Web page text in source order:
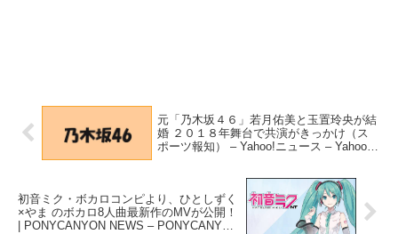
元「乃木坂４６」若月佑美と玉置玲央が結
婚 ２０１８年舞台で共演がきっかけ（ス
ポーツ報知） – Yahoo!ニュース – Yahoo!
初音ミク・ボカロコンピより、ひとしずく
×やま のボカロ8人曲最新作のMVが公開！
| PONYCANYON NEWS – PONYCANYON